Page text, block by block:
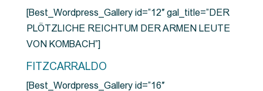
[Best_Wordpress_Gallery id=”12″ gal_title=”DER
PLÖTZLICHE REICHTUM DER ARMEN LEUTE
VON KOMBACH”]
FITZCARRALDO
[Best_Wordpress_Gallery id=”16″